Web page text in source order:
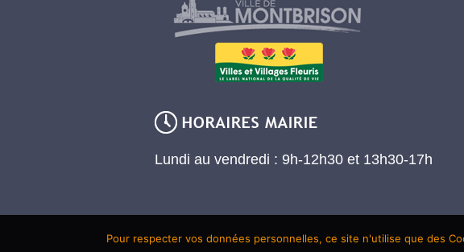
Lundi au vendredi : 9h-12h30 et 13h30-17h
Pour respecter vos données personnelles, ce site n'utilise que des